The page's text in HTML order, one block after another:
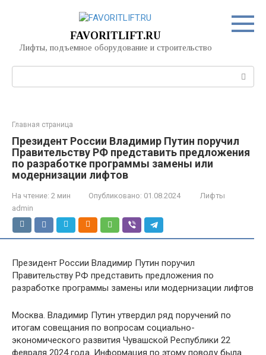
FAVORITLIFT.RU
Лифты, подъемное оборудование и строительство
Главная страница
Президент России Владимир Путин поручил
Правительству РФ представить предложения
по разработке программы замены или
модернизации лифтов
На чтение: 2 мин Опубликовано: 01.08.2024
Лифты
admin
Президент России Владимир Путин поручил
Правительству РФ представить предложения по
разработке программы замены или модернизации лифтов
Москва. Владимир Путин утвердил ряд поручений по
итогам совещания по вопросам социально-
экономического развития Чувашской Республики 22
февраля 2024 года. Информация по этому поводу была